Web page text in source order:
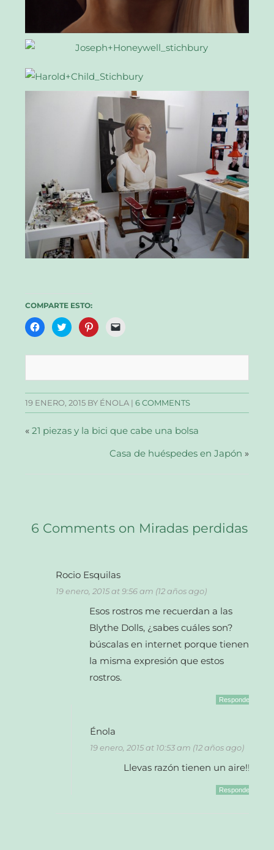
COMPARTE ESTO:
Haz
clic
en
abre
una
ventana
nueva)
Haz
clic
en
abre
una
ventana
nueva)
Haz
clic
en
abre
una
ventana
nueva)
Haz
clic
un
correo
a
un
amigo
abre
en
ventana
19 ENERO, 2015 BY ÉNOLA |6 COMMENTS
«21 piezas y la bici que cabe una bolsa
Casa de huéspedes en Japón »
6 Comments on Miradas perdidas
Rocio Esquilas
19 enero, 2015 at 9:56 am (12 años ago)
Esos rostros me recuerdan a las
Blythe Dolls, ¿sabes cuáles son?
búscalas en internet porque tienen
la misma expresión que estos
rostros.
Responder
Énola
19 enero, 2015 at 10:53 am (12 años ago)
Llevas razón tienen un aire!!!
Responder